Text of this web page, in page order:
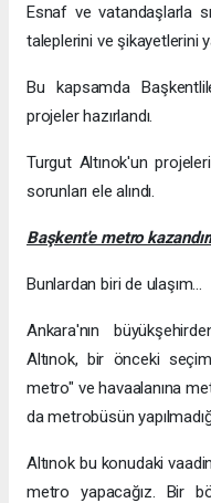
Esnaf ve vatandaşlarla
taleplerini ve şikayetlerini
Bu kapsamda
projeler hazırlandı.
Turgut Altınok'un
sorunları ele alındı.
Başkent'e metro
Bunlardan biri de ulaşım...
Ankara'nın
Altınok, bir önceki
metro" ve havaalanına
da metrobüsün
Altınok bu konudaki
metro yapacağız. Bir